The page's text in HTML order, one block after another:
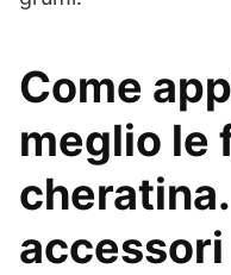
Come
meglio le
accessori